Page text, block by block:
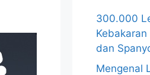
300.000
dan
Mengenal